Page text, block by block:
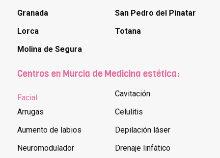
Granada
Lorca
Molina de Segura
San Pedro del Pinatar
Totana
Centros en Murcia de Medicina estética:
Facial
Arrugas
Aumento de labios
Neuromodulador
Cavitación
Celulitis
Depilación láser
Drenaje linfático